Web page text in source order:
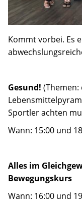
Aktuelles
Ansprechpersonen
Spenden
Kommt vorbei. Es
Gesund! (Themen:
Sportler achten
Wann: 15:00 und
Alles im
Bewegungskurs
Wann: 16:00 und